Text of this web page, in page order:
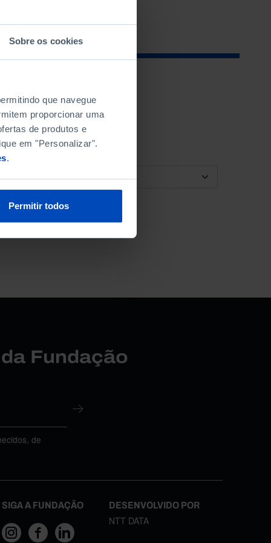
Sobre os cookies
que navegue
proporcionar uma
de produtos e
em "Personalizar".
.
Permitir todos
ORDENAR POR
Fundação
de
SIGA A FUNDAÇÃO DESENVOLVIDO POR
NTT DATA